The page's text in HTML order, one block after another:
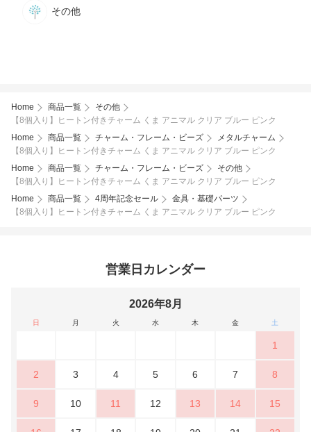
その他
Home 商品一覧
その他
【8個入り】ヒートン付きチャーム くま アニマル クリア ブルー ピンク
Home
商品一覧 チャーム・フレーム・ビーズ
メタルチャーム
【8個入り】ヒートン付きチャーム くま アニマル クリア ブルー ピンク
Home
商品一覧 チャーム・フレーム・ビーズ
その他
【8個入り】ヒートン付きチャーム くま アニマル クリア ブルー ピンク
Home
商品一覧 4周年記念セール
金具・基礎パーツ
【8個入り】ヒートン付きチャーム くま アニマル クリア ブルー ピンク
営業日カレンダー
2026年8月
日 月 火 水 木 金 土
1
2 3 4 5 6 7 8
9 10 11 12 13 14 15